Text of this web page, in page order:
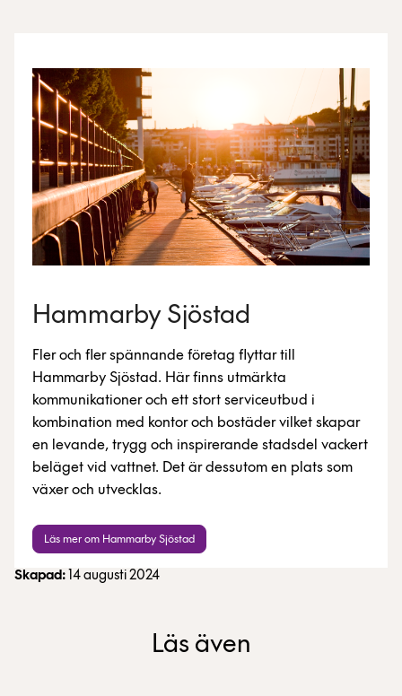
Hammarby Sjöstad
Fler och fler spännande företag flyttar till
Hammarby Sjöstad. Här finns utmärkta
kommunikationer och ett stort serviceutbud i
kombination med kontor och bostäder vilket skapar
en levande, trygg och inspirerande stadsdel vackert
beläget vid vattnet. Det är dessutom en plats som
växer och utvecklas.
Läs mer om Hammarby Sjöstad
Skapad: 14 augusti 2024
Läs även